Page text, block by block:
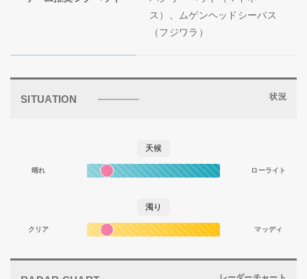
ス）、ムゲンヘッドシーバス
（フジワラ）
SITUATION 状況
天候
晴れ ローライト
濁り
クリア マッディ